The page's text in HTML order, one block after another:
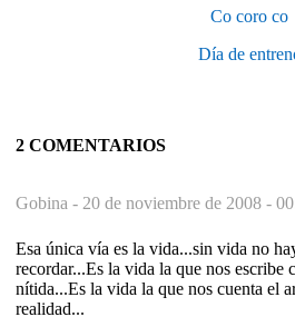
Co coro co
Día de
2 COMENTARIOS
Gobina - 20 de noviembre de 2008 -
Esa única vía es la vida...sin vida no
recordar...Es la vida la que nos escribe
nítida...Es la vida la que nos cuenta el
realidad...